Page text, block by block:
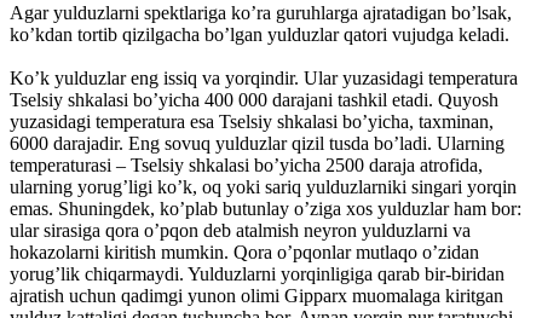
Agar yulduzlarni spektlariga ko’ra guruhlarga ajratadigan bo’lsak,
ko’kdan tortib qizilgacha bo’lgan yulduzlar qatori vujudga keladi.
Ko’k yulduzlar eng issiq va yorqindir. Ular yuzasidagi temperatura
Tselsiy shkalasi bo’yicha 400 000 darajani tashkil etadi. Quyosh
yuzasidagi temperatura esa Tselsiy shkalasi bo’yicha, taxminan,
6000 darajadir. Eng sovuq yulduzlar qizil tusda bo’ladi. Ularning
temperaturasi – Tselsiy shkalasi bo’yicha 2500 daraja atrofida,
ularning yorug’ligi ko’k, oq yoki sariq yulduzlarniki singari yorqin
emas. Shuningdek, ko’plab butunlay o’ziga xos yulduzlar ham bor:
ular sirasiga qora o’pqon deb atalmish neyron yulduzlarni va
hokazolarni kiritish mumkin. Qora o’pqonlar mutlaqo o’zidan
yorug’lik chiqarmaydi. Yulduzlarni yorqinligiga qarab bir-biridan
ajratish uchun qadimgi yunon olimi Gipparx muomalaga kiritgan